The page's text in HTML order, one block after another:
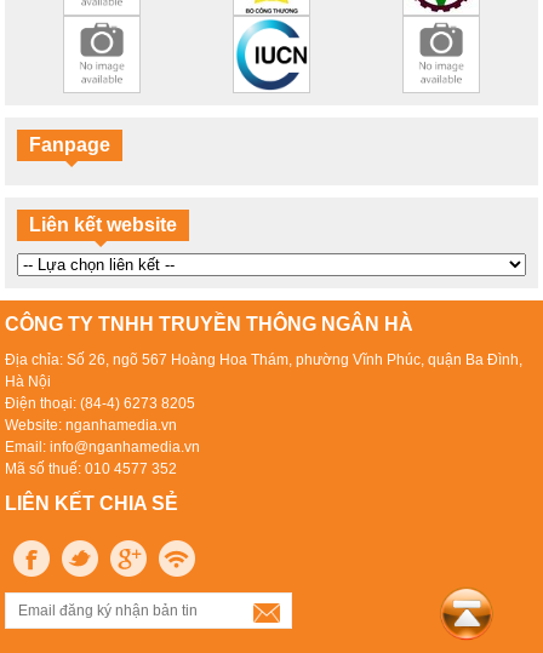
Fanpage
Liên kết website
CÔNG TY TNHH TRUYỀN THÔNG NGÂN HÀ
Địa chỉa: Số 26, ngõ 567 Hoàng Hoa Thám, phường Vĩnh Phúc, quận Ba Đình,
Hà Nội
Điện thoại: (84-4) 6273 8205
Website: nganhamedia.vn
Email: info@nganhamedia.vn
Mã số thuế: 010 4577 352
LIÊN KẾT CHIA SẺ